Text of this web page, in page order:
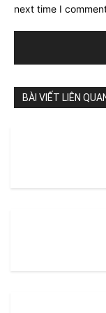
next time I
BÀI VIẾT LIÊN